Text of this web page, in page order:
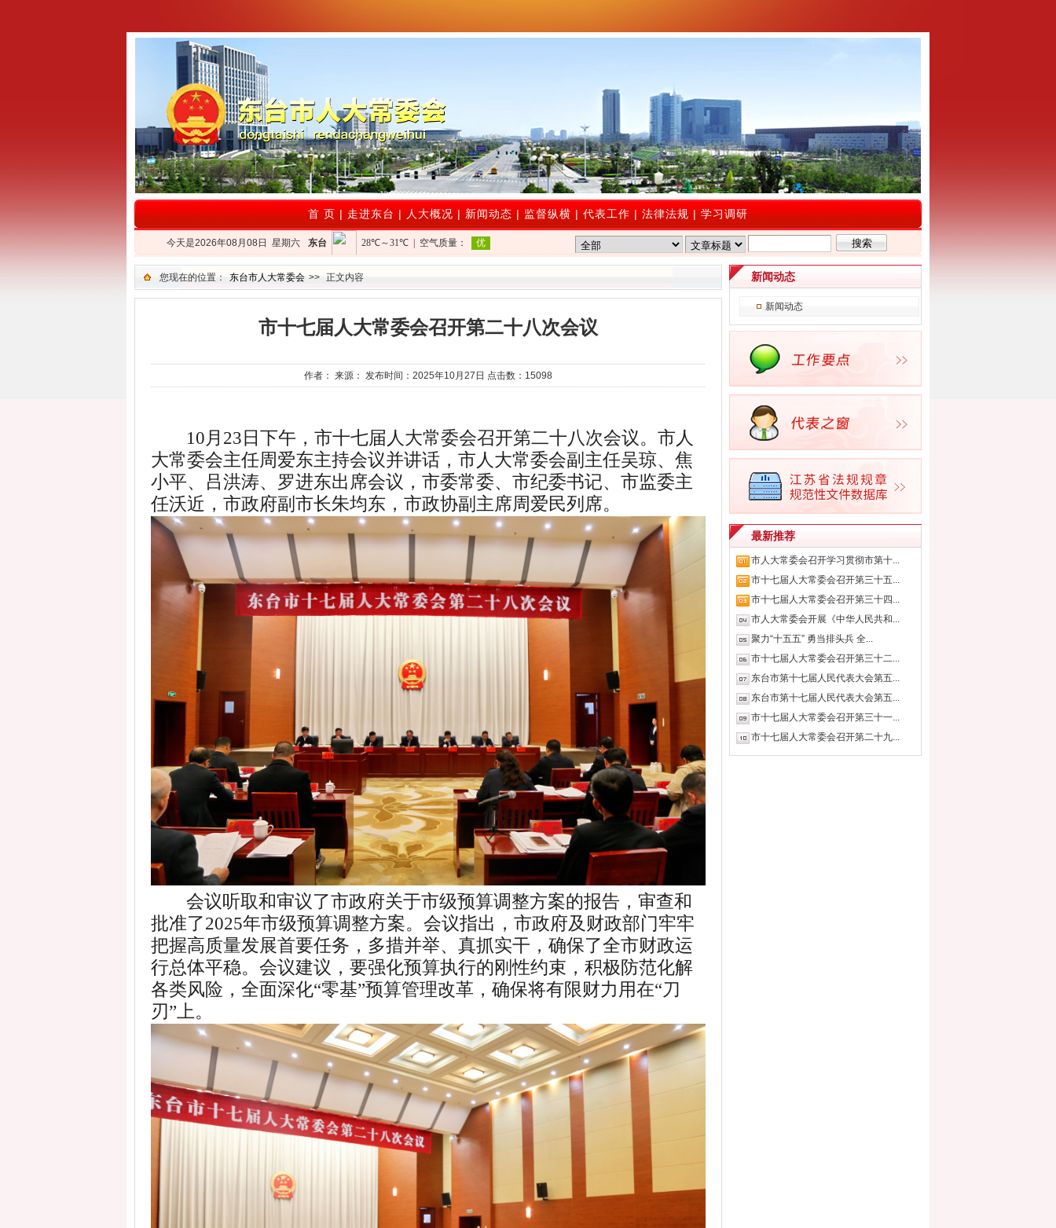
首 页|走进东台|人大概况|新闻动态|监督纵横|代表工作|法律法规|学习调研
今天是2026年08月08日 星期六
新闻动态
新闻动态
最新推荐
市人大常委会召开学习贯彻市第十...
市十七届人大常委会召开第三十五...
市十七届人大常委会召开第三十四...
市人大常委会开展《中华人民共和...
聚力“十五五” 勇当排头兵 全...
市十七届人大常委会召开第三十二...
东台市第十七届人民代表大会第五...
东台市第十七届人民代表大会第五...
市十七届人大常委会召开第三十一...
市十七届人大常委会召开第二十九...
您现在的位置： 东台市人大常委会 >> 正文内容
市十七届人大常委会召开第二十八次会议
作者： 来源： 发布时间：2025年10月27日 点击数：15098
10 月 23 日下午，市十七届人大常委会召开第二十八次会议。市人
大常委会主任周爱东主持会议并讲话，市人大常委会副主任吴琼、焦
小平、吕洪涛、罗进东出席会议，市委常委、市纪委书记、市监委主
任沃近，市政府副市长朱均东，市政协副主席周爱民列席。
会议听取和审议了市政府关于市级预算调整方案的报告，审查和
批准了2025年市级预算调整方案。会议指出，市政府及财政部门牢牢
把握高质量发展首要任务，多措并举、真抓实干，确保了全市财政运
行总体平稳。会议建议，要强化预算执行的刚性约束，积极防范化解
各类风险，全面深化“零基”预算管理改革，确保将有限财力用在“刀
刃 ”上。